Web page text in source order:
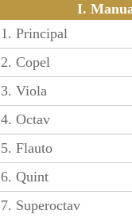
I.
1. Principal
2. Copel
3. Viola
4. Octav
5. Flauto
6. Quint
7. Superoctav